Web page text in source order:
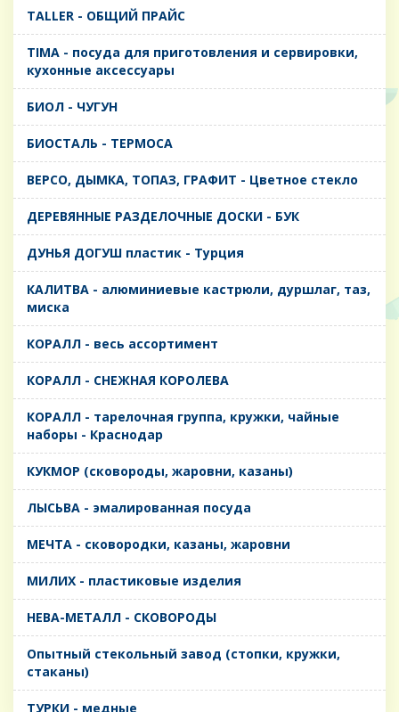
TALLER - ОБЩИЙ ПРАЙС
TIMA - посуда для приготовления и сервировки,
кухонные аксессуары
БИОЛ - ЧУГУН
БИОСТАЛЬ - ТЕРМОСА
ВЕРСО, ДЫМКА, ТОПАЗ, ГРАФИТ - Цветное стекло
ДЕРЕВЯННЫЕ РАЗДЕЛОЧНЫЕ ДОСКИ - БУК
ДУНЬЯ ДОГУШ пластик - Турция
КАЛИТВА - алюминиевые кастрюли, дуршлаг, таз,
миска
КОРАЛЛ - весь ассортимент
КОРАЛЛ - СНЕЖНАЯ КОРОЛЕВА
КОРАЛЛ - тарелочная группа, кружки, чайные
наборы - Краснодар
КУКМОР (сковороды, жаровни, казаны)
ЛЫСЬВА - эмалированная посуда
МЕЧТА - сковородки, казаны, жаровни
МИЛИХ - пластиковые изделия
НЕВА-МЕТАЛЛ - СКОВОРОДЫ
Опытный стекольный завод (стопки, кружки,
стаканы)
ТУРКИ - медные